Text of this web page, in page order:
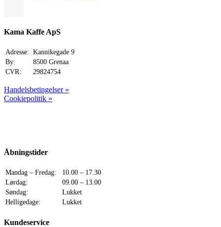
Kama Kaffe ApS
Adresse: Kannikegade 9
By:
8500 Grenaa
CVR:
29824754
Handelsbetingelser »
Cookiepolitik »
Åbningstider
Mandag – Fredag:
10.00 – 17.30
Lørdag:
09.00 – 13.00
Søndag:
Lukket
Helligedage:
Lukket
Kundeservice